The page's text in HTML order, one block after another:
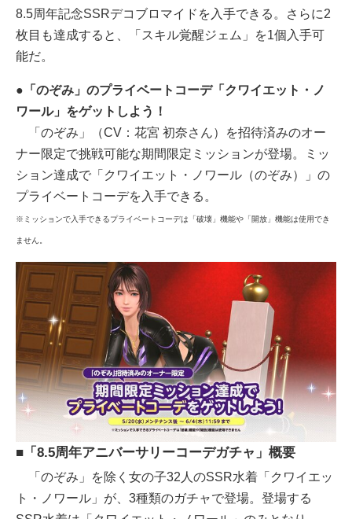
8.5周年記念SSRデコブロマイドを入手できる。さらに2
枚目も達成すると、「スキル覚醒ジェム」を1個入手可
能だ。
●「のぞみ」のプライベートコーデ「クワイエット・ノ
ワール」をゲットしよう！
「のぞみ」（CV：花宮 初奈さん）を招待済みのオー
ナー限定で挑戦可能な期間限定ミッションが登場。ミッ
ション達成で「クワイエット・ノワール（のぞみ）」の
プライベートコーデを入手できる。
※ミッションで入手できるプライベートコーデは「破壊」機能や「開放」機能は使用でき
ません。
■「8.5周年アニバーサリーコーデガチャ」概要
「のぞみ」を除く女の子32人のSSR水着「クワイエッ
ト・ノワール」が、3種類のガチャで登場。登場する